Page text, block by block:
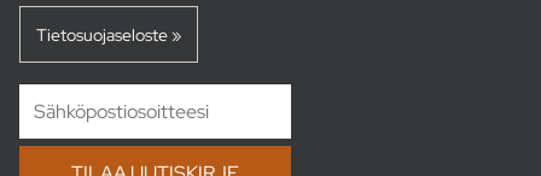
Tietosuojaseloste »